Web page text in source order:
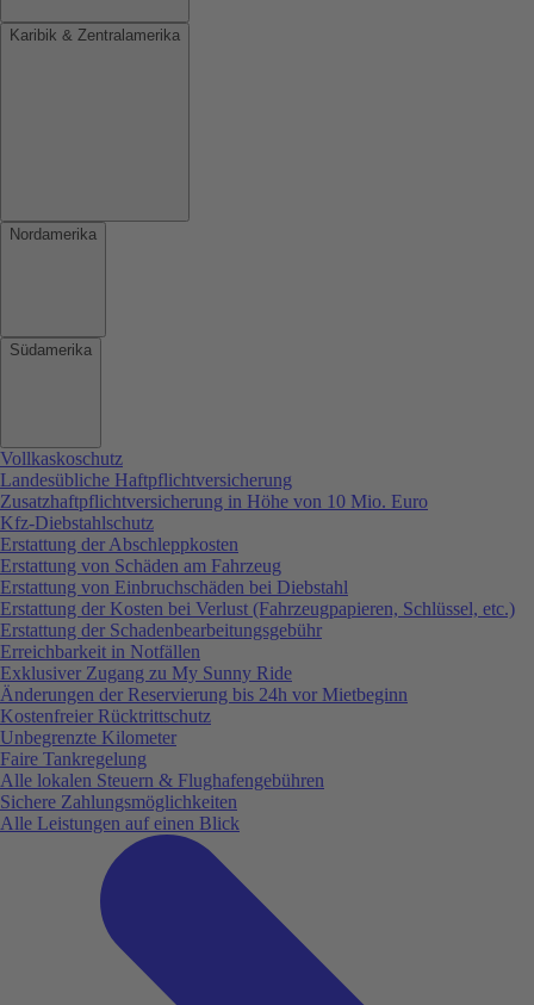
Karibik & Zentralamerika
Nordamerika
Südamerika
Vollkaskoschutz
Landesübliche Haftpflichtversicherung
Zusatzhaftpflichtversicherung in Höhe von 10 Mio. Euro
Kfz-Diebstahlschutz
Erstattung der Abschleppkosten
Erstattung von Schäden am Fahrzeug
Erstattung von Einbruchschäden bei Diebstahl
Erstattung der Kosten bei Verlust (Fahrzeugpapieren, Schlüssel, etc.)
Erstattung der Schadenbearbeitungsgebühr
Erreichbarkeit in Notfällen
Exklusiver Zugang zu My Sunny Ride
Änderungen der Reservierung bis 24h vor Mietbeginn
Kostenfreier Rücktrittschutz
Unbegrenzte Kilometer
Faire Tankregelung
Alle lokalen Steuern & Flughafengebühren
Sichere Zahlungsmöglichkeiten
Alle Leistungen auf einen Blick